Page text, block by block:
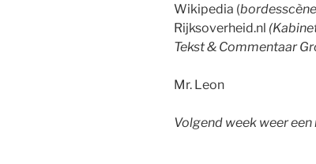
Wikipedia (
Rijksoverheid.nl
Tekst & Commentaar
Mr. Leon
Volgend week weer